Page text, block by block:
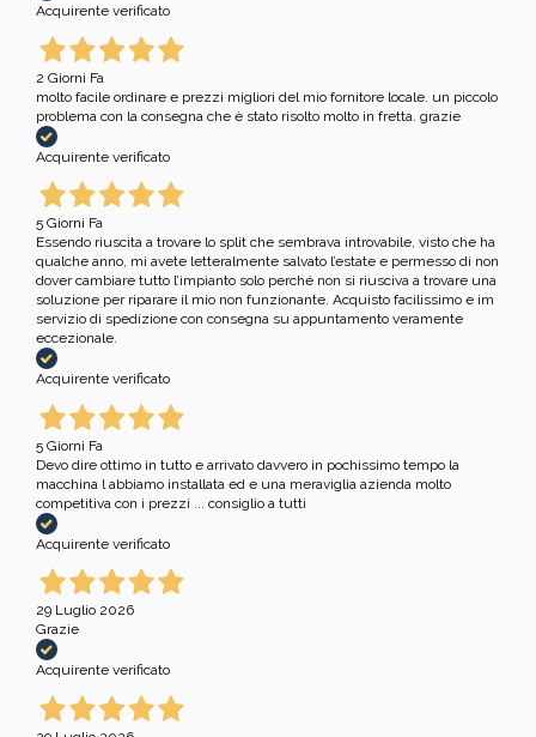
Acquirente verificato
2 Giorni Fa
molto facile ordinare e prezzi migliori del mio fornitore locale. un piccolo
problema con la consegna che è stato risolto molto in fretta. grazie
Acquirente verificato
5 Giorni Fa
Essendo riuscita a trovare lo split che sembrava introvabile, visto che ha
qualche anno, mi avete letteralmente salvato l’estate e permesso di non
dover cambiare tutto l’impianto solo perché non si riusciva a trovare una
soluzione per riparare il mio non funzionante. Acquisto facilissimo e im
servizio di spedizione con consegna su appuntamento veramente
eccezionale.
Acquirente verificato
5 Giorni Fa
Devo dire ottimo in tutto e arrivato davvero in pochissimo tempo la
macchina l abbiamo installata ed e una meraviglia azienda molto
competitiva con i prezzi ... consiglio a tutti
Acquirente verificato
29 Luglio 2026
Grazie
Acquirente verificato